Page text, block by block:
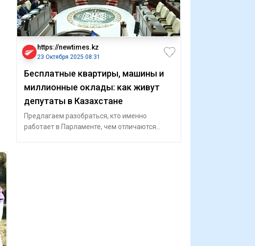
https://newtimes.kz
23 Октября 2025 08:31
Бесплатные квартиры, машины и
миллионные оклады: как живут
депутаты в Казахстане
Предлагаем разобраться, кто именно
работает в Парламенте, чем отличаются